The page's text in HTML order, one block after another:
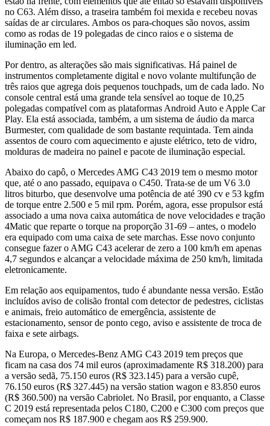
no C63. Além disso, a traseira também foi mexida e recebeu novas
saídas de ar circulares. Ambos os para-choques são novos, assim
como as rodas de 19 polegadas de cinco raios e o sistema de
iluminação em led.
Por dentro, as alterações são mais significativas. Há painel de
instrumentos completamente digital e novo volante multifunção de
três raios que agrega dois pequenos touchpads, um de cada lado. No
console central está uma grande tela sensível ao toque de 10,25
polegadas compatível com as plataformas Android Auto e Apple Car
Play. Ela está associada, também, a um sistema de áudio da marca
Burmester, com qualidade de som bastante requintada. Tem ainda
assentos de couro com aquecimento e ajuste elétrico, teto de vidro,
molduras de madeira no painel e pacote de iluminação especial.
Abaixo do capô, o Mercedes AMG C43 2019 tem o mesmo motor
que, até o ano passado, equipava o C450. Trata-se de um V6 3.0
litros biturbo, que desenvolve uma potência de até 390 cv e 53 kgfm
de torque entre 2.500 e 5 mil rpm. Porém, agora, esse propulsor está
associado a uma nova caixa automática de nove velocidades e tração
4Matic que reparte o torque na proporção 31-69 – antes, o modelo
era equipado com uma caixa de sete marchas. Esse novo conjunto
consegue fazer o AMG C43 acelerar de zero a 100 km/h em apenas
4,7 segundos e alcançar a velocidade máxima de 250 km/h, limitada
eletronicamente.
Em relação aos equipamentos, tudo é abundante nessa versão. Estão
incluídos aviso de colisão frontal com detector de pedestres, ciclistas
e animais, freio automático de emergência, assistente de
estacionamento, sensor de ponto cego, aviso e assistente de troca de
faixa e sete airbags.
Na Europa, o Mercedes-Benz AMG C43 2019 tem preços que
ficam na casa dos 74 mil euros (aproximadamente R$ 318.200) para
a versão sedã, 75.150 euros (R$ 323.145) para a versão cupê,
76.150 euros (R$ 327.445) na versão station wagon e 83.850 euros
(R$ 360.500) na versão Cabriolet. No Brasil, por enquanto, a Classe
C 2019 está representada pelos C180, C200 e C300 com preços que
começam nos R$ 187.900 e chegam aos R$ 259.900.